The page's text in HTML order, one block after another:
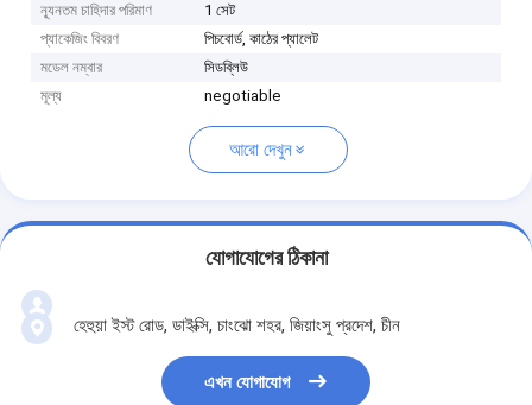
ন্যূনতম চাহিদার পরিমাণ
1 সেট
প্যাকেজিং বিবরণ
পিচবোর্ড, কাঠের প্যালেট
মডেল নম্বার
সিডব্লিউ
মূল্য
negotiable
আরো দেখুন
যোগাযোগের ঠিকানা
হেহুয়া ইস্ট রোড, ডাইক্সি, চাংঝো শহর, জিয়াংসু প্রদেশ, চীন
এখন যোগাযোগ